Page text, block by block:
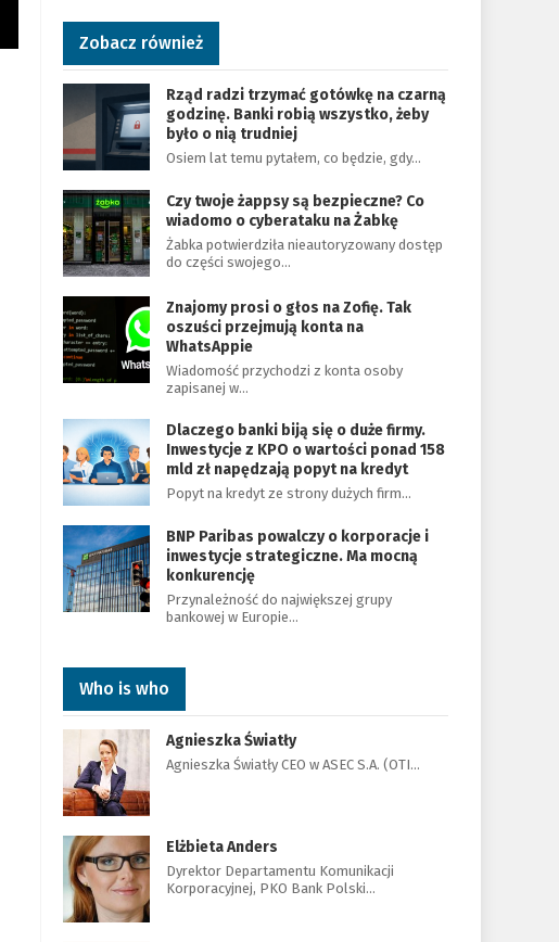
Zobacz również
Rząd radzi trzymać gotówkę na czarną
godzinę. Banki robią wszystko, żeby
było o nią trudniej
Osiem lat temu pytałem, co będzie, gdy…
Czy twoje żappsy są bezpieczne? Co
wiadomo o cyberataku na Żabkę
Żabka potwierdziła nieautoryzowany dostęp
do części swojego…
Znajomy prosi o głos na Zofię. Tak
oszuści przejmują konta na
WhatsAppie
Wiadomość przychodzi z konta osoby
zapisanej w…
Dlaczego banki biją się o duże firmy.
Inwestycje z KPO o wartości ponad 158
mld zł napędzają popyt na kredyt
Popyt na kredyt ze strony dużych firm…
BNP Paribas powalczy o korporacje i
inwestycje strategiczne. Ma mocną
konkurencję
Przynależność do największej grupy
bankowej w Europie…
Who is who
Agnieszka Światły
Agnieszka Światły CEO w ASEC S.A. (OTI…
Elżbieta Anders
Dyrektor Departamentu Komunikacji
Korporacyjnej, PKO Bank Polski…